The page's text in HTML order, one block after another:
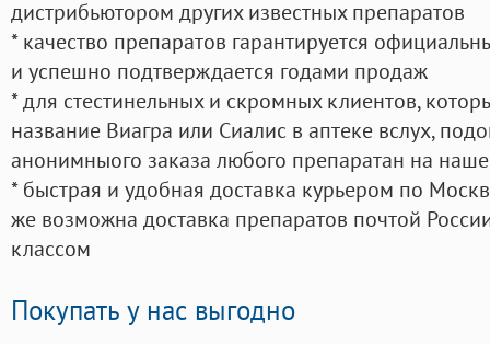
дистрибьютором других известных препаратов
* качество препаратов гарантируется
и успешно подтверждается годами продаж
* для стестинельных и скромных клиентов,
название Виагра или Сиалис в аптеке вслух,
анонимныого заказа любого препаратан на
* быстрая и удобная доставка курьером по
же возможна доставка препаратов почтой
классом
Покупать у нас выгодно